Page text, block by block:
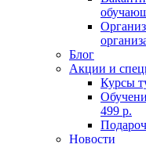
Блог
Акции и
Курсы
499 р.
Новости